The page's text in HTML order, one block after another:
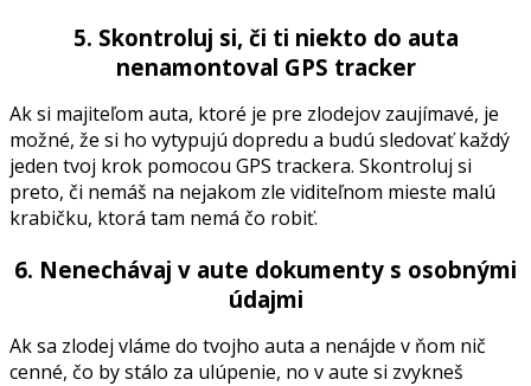
5. Skontroluj si, či ti niekto do auta
nenamontoval GPS tracker
Ak si majiteľom auta, ktoré je pre zlodejov zaujímavé, je
možné, že si ho vytypujú dopredu a budú sledovať každý
jeden tvoj krok pomocou GPS trackera. Skontroluj si
preto, či nemáš na nejakom zle viditeľnom mieste malú
krabičku, ktorá tam nemá čo robiť.
6. Nenechávaj v aute dokumenty s osobnými
údajmi
Ak sa zlodej vláme do tvojho auta a nenájde v ňom nič
cenné, čo by stálo za ulúpenie, no v aute si zvykneš